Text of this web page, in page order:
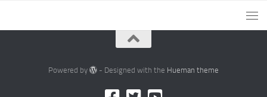
Powered by - Designed with the Hueman theme